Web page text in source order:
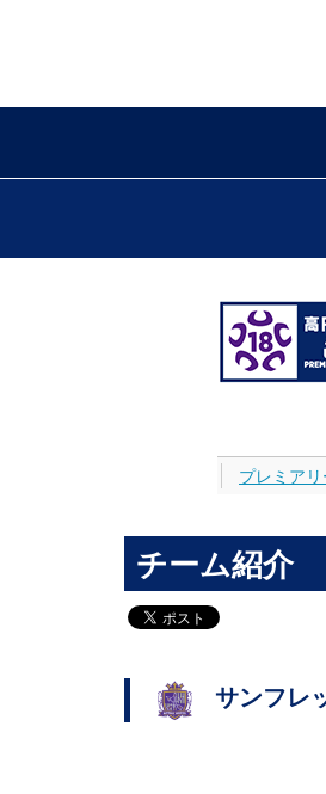
プレミア
チーム紹介
サンフレ